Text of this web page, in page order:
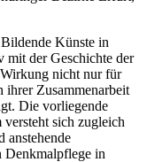
Künste in
mit der Geschichte der
nicht nur für
ihrer Zusammenarbeit
Die vorliegende
sich zugleich
anstehende
Denkmalpflege in